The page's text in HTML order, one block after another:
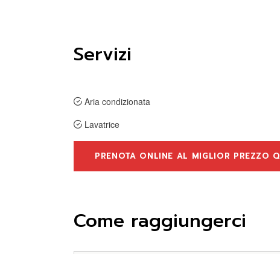
Servizi
Aria condizionata
Lavatrice
PRENOTA ONLINE AL MIGLIOR PREZZO
Come raggiungerci